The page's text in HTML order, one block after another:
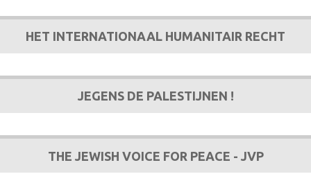
HET INTERNATIONAAL HUMANITAIR RECHT
JEGENS DE PALESTIJNEN !
THE JEWISH VOICE FOR PEACE - JVP